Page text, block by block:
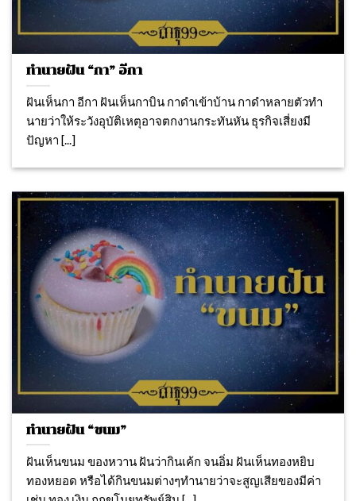
ทำนายฝัน “กา” อีกา
ฝันเห็นกา อีกา ฝันเห็นกาบิน กาดำเข้าบ้าน กาดำหลายตัวทํา
นายว่าให้ระวังอุบัติเหตุอาจตกงานกระทันหัน ธุรกิจเสี่ยงมี
ปัญหา [...]
ทำนายฝัน “ขนม”
ฝันเห็นขนม ของหวาน ฝันว่ากินเค้ก จนอิ่ม ฝันเห็นทองหยิบ
ทองหยอด หรือได้กินขนมต่างๆทำนายว่าจะสูญเสียของมีค่า